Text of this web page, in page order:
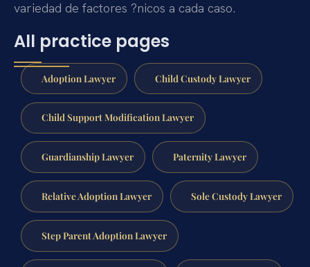
variedad de factores ?nicos a cada caso.
All practice pages
Adoption Lawyer Child Custody Lawyer
Child Support Modification Lawyer
Guardianship Lawyer Paternity Lawyer
Relative Adoption Lawyer Sole Custody Lawyer
Step Parent Adoption Lawyer